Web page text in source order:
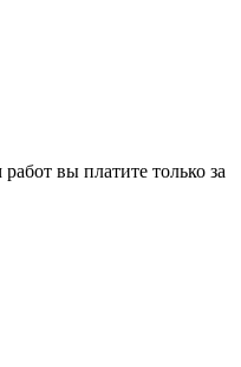
вы платите только за